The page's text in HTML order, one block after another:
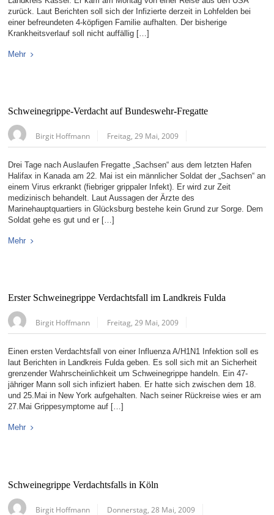
zurück. Laut Berichten soll sich der Infizierte derzeit in Lohfelden bei
einer befreundeten 4-köpfigen Familie aufhalten. Der bisherige
Krankheitsverlauf soll nicht auffällig […]
Mehr
Schweinegrippe-Verdacht auf Bundeswehr-Fregatte
Birgit Hoffmann Freitag, 29 Mai, 2009
Drei Tage nach Auslaufen Fregatte „Sachsen“ aus dem letzten Hafen
Halifax in Kanada am 22. Mai ist ein männlicher Soldat der „Sachsen“ an
einem Virus erkrankt (fiebriger grippaler Infekt). Er wird zur Zeit
medizinisch behandelt. Laut Aussagen der Ärzte des
Marinehauptquartiers in Glücksburg bestehe kein Grund zur Sorge. Dem
Soldat gehe es gut und er […]
Mehr
Erster Schweinegrippe Verdachtsfall im Landkreis Fulda
Birgit Hoffmann Freitag, 29 Mai, 2009
Einen ersten Verdachtsfall von einer Influenza A/H1N1 Infektion soll es
laut Berichten in Landkreis Fulda geben. Es soll sich mit an Sicherheit
grenzender Wahrscheinlichkeit um Schweinegrippe handeln. Ein 47-
jähriger Mann soll sich infiziert haben. Er hatte sich zwischen dem 18.
und 25.Mai in New York aufgehalten. Nach seiner Rückreise wies er am
27.Mai Grippesymptome auf […]
Mehr
Schweinegrippe Verdachtsfalls in Köln
Birgit Hoffmann Donnerstag, 28 Mai, 2009